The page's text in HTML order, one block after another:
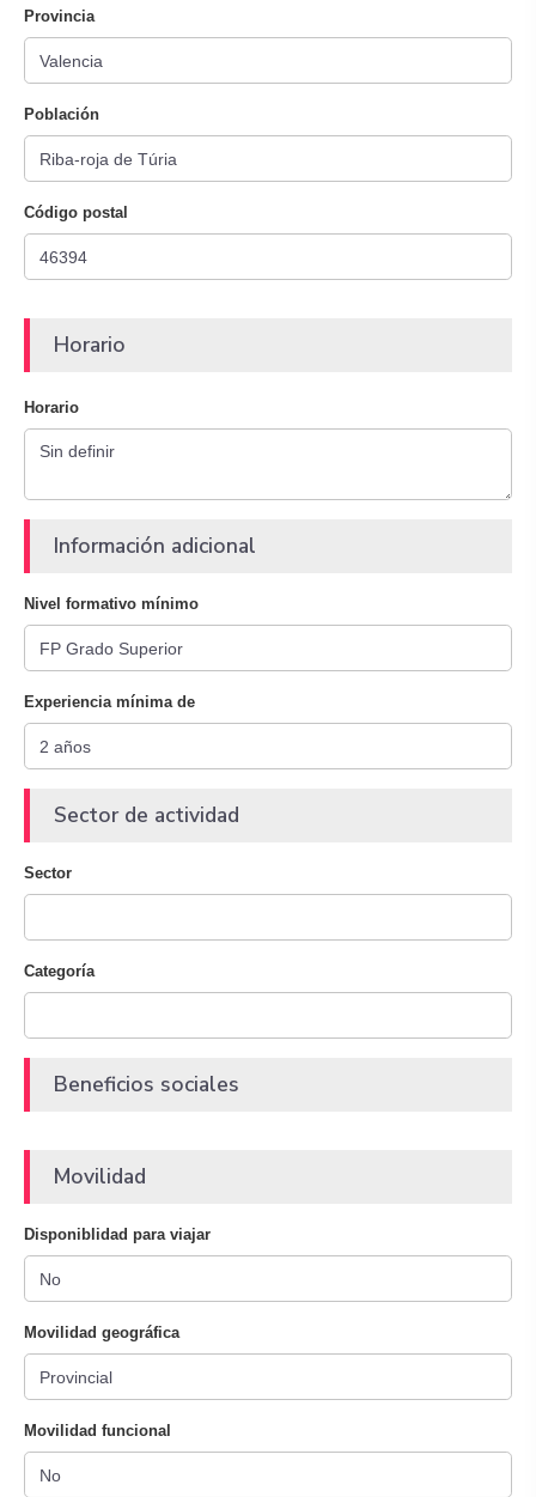
Provincia
Población
Código postal
Horario
Horario
Información adicional
Nivel formativo mínimo
Experiencia mínima de
Sector de actividad
Sector
Categoría
Beneficios sociales
Movilidad
Disponiblidad para viajar
Movilidad geográfica
Movilidad funcional